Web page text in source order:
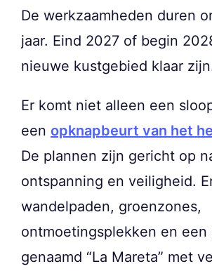
De werkzaamheden duren
jaar. Eind 2027 of begin
nieuwe kustgebied klaar
Er komt niet alleen een
een opknapbeurt van het
De plannen zijn gericht op
ontspanning en veiligheid.
wandelpaden, groenzones,
ontmoetingsplekken en een
genaamd “La Mareta” met